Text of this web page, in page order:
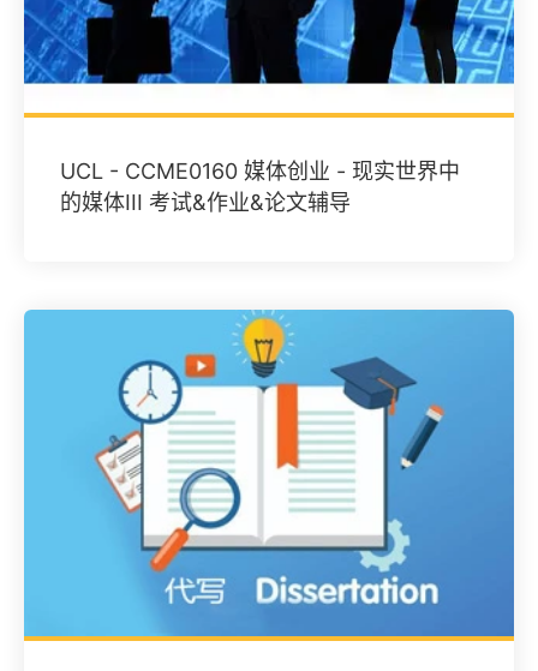
UCL - CCME0160 媒体创业 - 现实世界中
的媒体III 考试&作业&论文辅导